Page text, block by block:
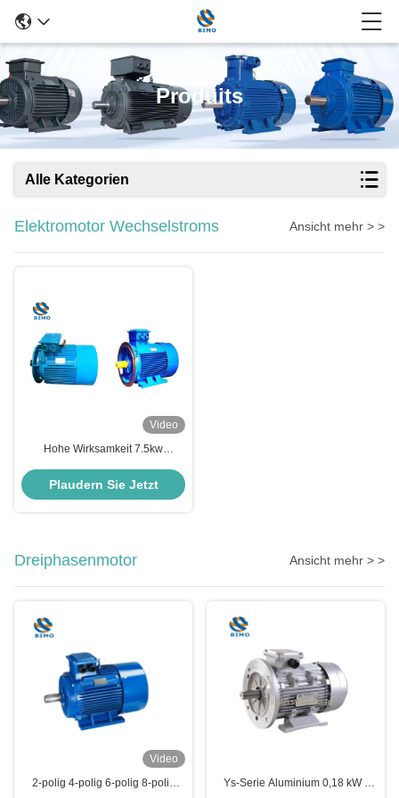
Produits
Alle Kategorien
Elektromotor Wechselstroms Ansicht mehr > >
Video
Hohe Wirksamkeit 7.5kw
Wechselstrommotor B3
Fußmontagemotor
Plaudern Sie Jetzt
Dreiphasenmotor Ansicht mehr > >
Video
2-polig 4-polig 6-polig 8-polig
Ys-Serie Aluminium 0,18 kW -